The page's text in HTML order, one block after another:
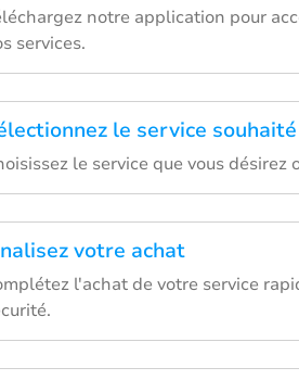
notre application pour
services.
le service souhaité
le service que vous désirez
votre achat
l'achat de votre service